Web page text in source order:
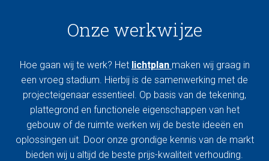
Onze werkwijze
Hoe gaan wij te werk? Het lichtplan maken wij graag in
een vroeg stadium. Hierbij is de samenwerking met de
projecteigenaar essentieel. Op basis van de tekening,
plattegrond en functionele eigenschappen van het
gebouw of de ruimte werken wij de beste ideeën en
oplossingen uit. Door onze grondige kennis van de markt
bieden wij u altijd de beste prijs-kwaliteit verhouding.